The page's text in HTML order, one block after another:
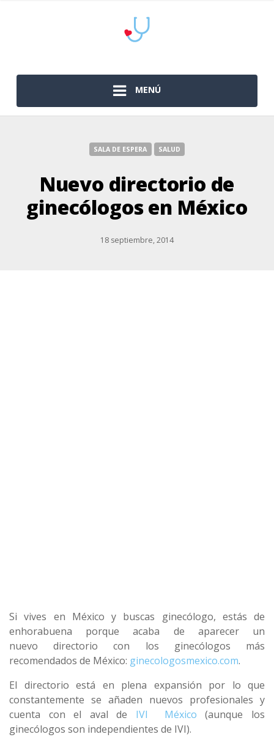
MENÚ
SALA DE ESPERA SALUD
Nuevo directorio de
ginecólogos en México
18 septiembre, 2014
Si vives en México y buscas ginecólogo, estás de
enhorabuena porque acaba de aparecer un
nuevo
directorio con los ginecólogos más
recomendados de México: ginecologosmexico.com.
El directorio está en plena expansión por lo que
constantemente se añaden nuevos profesionales y
cuenta con el aval de IVI México (aunque los
ginecólogos son independientes de IVI).